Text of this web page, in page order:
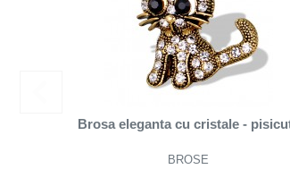
Brosa eleganta cu cristale -
BROSE